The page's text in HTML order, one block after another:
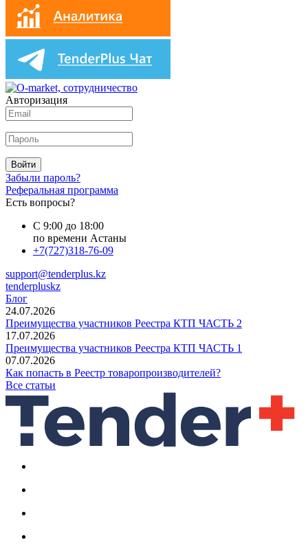
Авторизация
Войти
Забыли пароль?
Реферальная программа
Есть вопросы?
С 9:00 до 18:00
по времени Астаны
+7(727)318-76-09
support@tenderplus.kz
tenderpluskz
Блог
24.07.2026
Преимущества участников Реестра КТП ЧАСТЬ 2
17.07.2026
Преимущества участников Реестра КТП ЧАСТЬ 1
07.07.2026
Как попасть в Реестр товаропроизводителей?
Все статьи